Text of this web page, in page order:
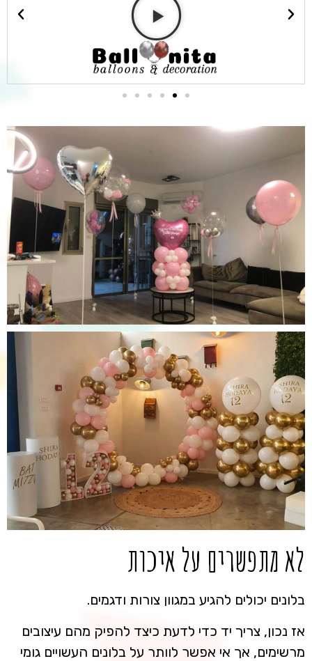
לא מתפשרים על איכות
בלונים יכולים להגיע במגוון צורות ודגמים.
אז נכון, צריך יד כדי לדעת כיצד להפיק מהם עיצובים
מרשימים, אך אי אפשר לוותר על בלונים העשויים גומי